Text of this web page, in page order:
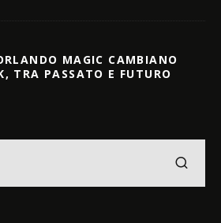
MAGIC CAMBIANO
TRA PASSATO E FUTURO